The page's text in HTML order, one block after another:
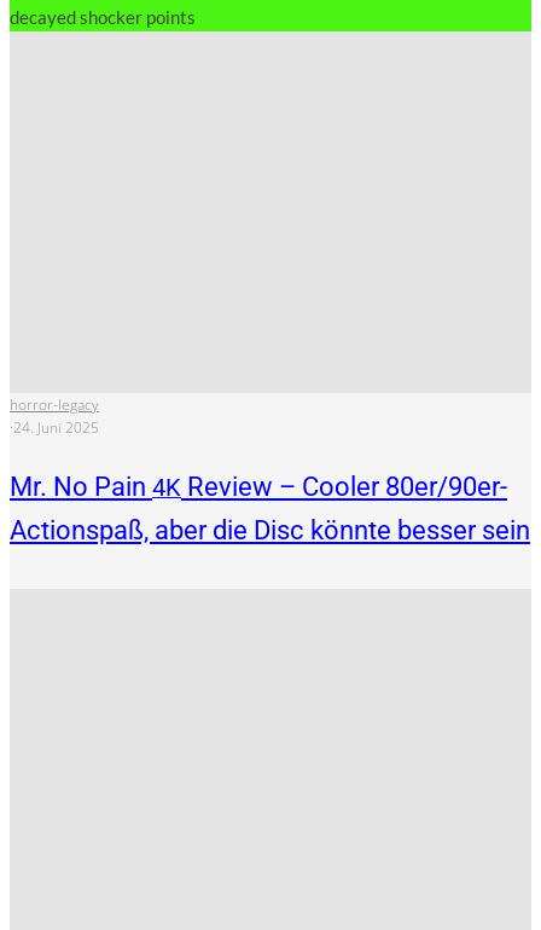
decayed shocker points
horror-legacy
·24. Juni 2025
Mr. No Pain 4K Review – Cooler 80er/90er-
Actionspaß, aber die Disc könnte besser sein